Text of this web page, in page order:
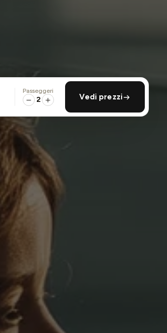
Passeggeri
2 Vedi prezzi